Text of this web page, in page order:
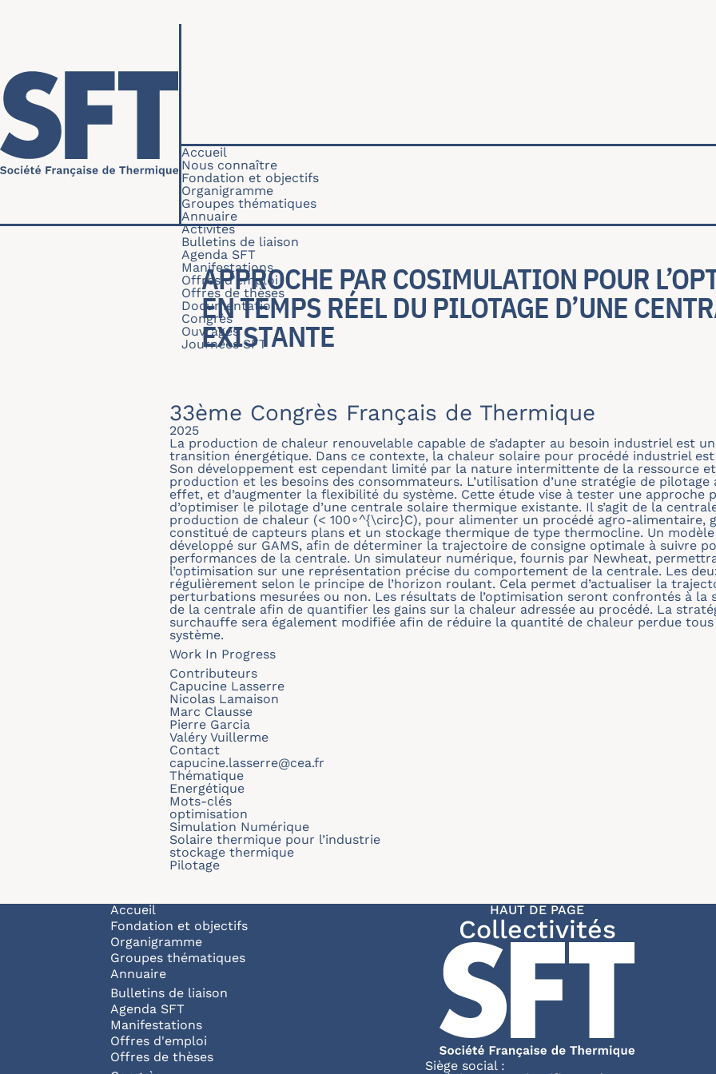
Navigation principale
Accueil
Nous connaître
Fondation et objectifs
Organigramme
Groupes thématiques
Annuaire
Activités
Bulletins de liaison
Agenda SFT
Manifestations
Offres d'emploi
Offres de thèses
Documentation
Congrès
Ouvrages
Journées SFT
APPROCHE PAR COSIMULATION POUR
EN TEMPS RÉEL DU PILOTAGE D’UNE
EXISTANTE
33ème Congrès Français de Thermique
2025
La production de chaleur renouvelable capable de s’adapter au besoin industriel est
transition énergétique. Dans ce contexte, la chaleur solaire pour procédé industriel
Son développement est cependant limité par la nature intermittente de la ressource
production et les besoins des consommateurs. L’utilisation d’une stratégie de
effet, et d’augmenter la flexibilité du système. Cette étude vise à tester une approche
d’optimiser le pilotage d’une centrale solaire thermique existante. Il s’agit de la
production de chaleur (< 100∘^{\circ}C), pour alimenter un procédé agro-alimentaire,
constitué de capteurs plans et un stockage thermique de type thermocline. Un modèle
développé sur GAMS, afin de déterminer la trajectoire de consigne optimale à suivre
performances de la centrale. Un simulateur numérique, fournis par Newheat,
l’optimisation sur une représentation précise du comportement de la centrale. Les
régulièrement selon le principe de l’horizon roulant. Cela permet d’actualiser la
perturbations mesurées ou non. Les résultats de l’optimisation seront confrontés à la
de la centrale afin de quantifier les gains sur la chaleur adressée au procédé. La
surchauffe sera également modifiée afin de réduire la quantité de chaleur perdue
système.
Work In Progress
Contributeurs
Capucine Lasserre
Nicolas Lamaison
Marc Clausse
Pierre Garcia
Valéry Vuillerme
Contact
capucine.lasserre@cea.fr
Thématique
Energétique
Mots-clés
optimisation
Simulation Numérique
Solaire thermique pour l’industrie
stockage thermique
Pilotage
Navigation principale
Accueil
Fondation et objectifs
Organigramme
Groupes thématiques
Annuaire
Bulletins de liaison
Agenda SFT
Manifestations
Offres d'emploi
Offres de thèses
HAUT DE PAGE
Collectivités
Siège social :